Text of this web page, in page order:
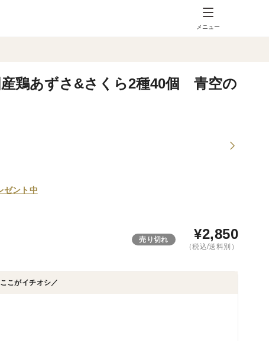
メニュー
鶏あずさ&さくら2種40個 青空の
ゼント中
売り切れ ¥2,850
（税込/送料別）
こがイチオシ／